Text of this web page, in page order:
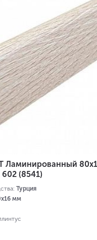
Ламинированный
(8541)
Турция
мм